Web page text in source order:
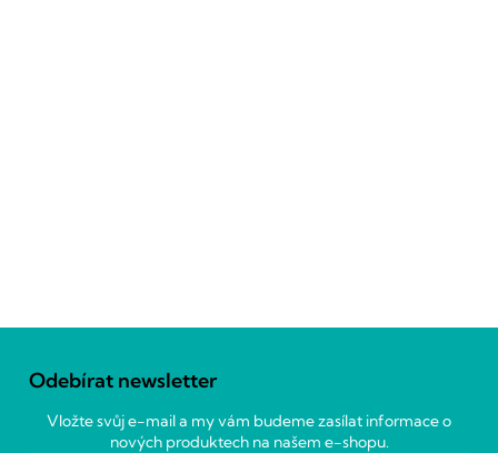
Odebírat newsletter
Vložte svůj e-mail a my vám budeme zasílat informace o
nových produktech na našem e-shopu.